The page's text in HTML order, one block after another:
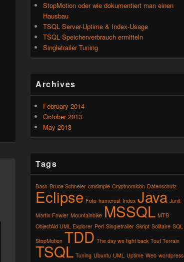
StopMotion oder wie dokumentiert man einen
Hausbau
TSQL Server-Uptime & Index-Usage
TSQL Speicherverbrauch ermitteln
Singletrailer Tuning
Archives
February 2014
October 2013
May 2013
Tags
Bash Bruce Schneier cmsimple Cryptnomicon Datenschutz
Eclipse Foto hamcrest Index Java Junit
Martin Fowler Mountainbike MSSQL MTB
ObjectAid UML Explorer Perl Singletrailer Skript Solitaire SQL
StopMotion TDD The day we fight back Tout Terrain
TSQL Tuning Ubuntu UML Uptime Web wordpress